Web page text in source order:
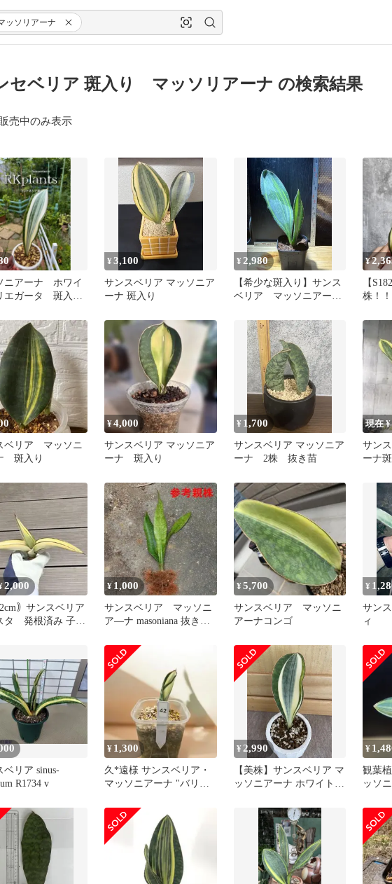
ッソリアーナ
セベリア 斑入り マッソリアーナ の検索結果
販売中のみ表示
ニアーナ ホワイ
エガータ 斑入
¥3,100
サンスベリア マッソニア
ーナ 斑入り
¥ 2,980
【希少な斑入り】サンス
ベリア マッソニアー
¥
【
株！
ホワ
斑入
サン
ベリア マッソニ
斑入り
¥4,000
サンスベリア マッソニア
ーナ 斑入り
¥ 1,700
サンスベリア マッソニア
ーナ 2株 抜き苗
現在 ¥
サン
ーナ
2,000
｠サンスベリア
タ 発根済み 子株
¥ 1,000
サンスベリア マッソニ
ア―ナ masoniana 抜き苗
¥5,700
サンスベリア マッソニ
アーナコンゴ
¥
サン
ィ
ベリア sinus-
R1734 v
¥ 1,300
久*遠様 サンスベリア・
マッソニアーナ "バリエ
¥ 2,990
【美株】サンスベリア マ
ッソニアーナ ホワイト
¥
観葉
ッソ